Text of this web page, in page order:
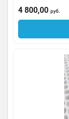
4 800,00 руб.